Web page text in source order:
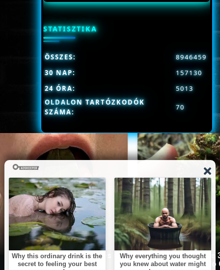
STATISZTIKA
OLDALON TARTÓZKODÓK
SZÁMA:
70
ÖSSZES:
8946459
30 NAP:
157130
24 ÓRA:
5013
This Simple Trick Removes
All Parasites From Your
Stop Eating These
That Are Known to